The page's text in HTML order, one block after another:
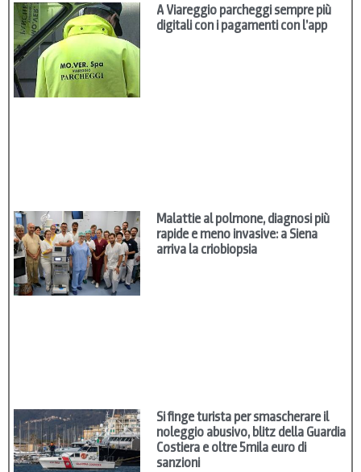
A Viareggio parcheggi sempre più
digitali con i pagamenti con l’app
Malattie al polmone, diagnosi più
rapide e meno invasive: a Siena
arriva la criobiopsia
Si finge turista per smascherare il
noleggio abusivo, blitz della Guardia
Costiera e oltre 5mila euro di
sanzioni